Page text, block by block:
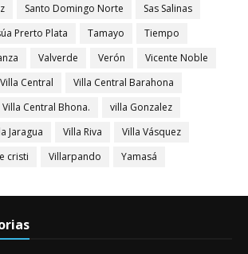
Santo Domingo Norte
Sas Salinas
Prerto Plata Tamayo
Tiempo
Valverde Verón
Vicente Noble
Villa Central
Villa Central Barahona
Villa Central Bhona.
villa Gonzalez
Jaragua Villa Riva
Villa Vásquez
cristi
Villarpando Yamasá